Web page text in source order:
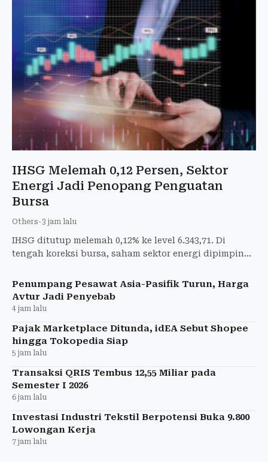
IHSG Melemah 0,12 Persen, Sektor
Energi Jadi Penopang Penguatan
Bursa
Others-3 jam lalu
IHSG ditutup melemah 0,12% ke level 6.343,71. Di
tengah koreksi bursa, saham sektor energi dipimpin
Penumpang Pesawat Asia-Pasifik Turun, Harga
Avtur Jadi Penyebab
4 jam lalu
Pajak Marketplace Ditunda, idEA Sebut Shopee
hingga Tokopedia Siap
5 jam lalu
Transaksi QRIS Tembus 12,55 Miliar pada
Semester I 2026
6 jam lalu
Investasi Industri Tekstil Berpotensi Buka 9.800
Lowongan Kerja
7 jam lalu